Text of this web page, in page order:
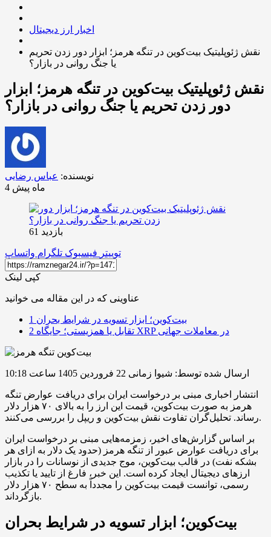
اخبار ارز دیجیتال
نقش ژئوپلیتیک بیت‌کوین در تنگه هرمز؛ ابزار دور زدن تحریم
یا جنگ روانی در بازار؟
نقش ژئوپلیتیک بیت‌کوین در تنگه هرمز؛ ابزار
دور زدن تحریم یا جنگ روانی در بازار؟
نویسنده: عباس رضایی
4 ماه پیش
بازدید 61
توییتر فیسبوک تلگرام واتساپ
کپی لینک
عناوینی که در این مقاله می خوانید
1 بیت‌کوین؛ ابزار تسویه در شرایط بحران
2
تقابل یا همزیستی؛ جایگاه XRP در معاملات جهانی
ارسال شده توسط: شیوا زمانی 22 فروردین 1405 ساعت 10:18
انتشار اخباری مبنی بر درخواست ایران برای دریافت عوارض تنگه
هرمز به صورت بیت‌کوین، قیمت این ارز را به بالای ۷۰ هزار دلار
رساند. تحلیل‌گران تفاوت نقش بیت‌کوین و ریپل را بررسی می‌کنند.
بر اساس گزارش‌های اخیر، زمزمه‌هایی مبنی بر درخواست ایران
برای دریافت عوارض عبور از تنگه هرمز (حدود یک دلار به ازای هر
بشکه نفت) در قالب بیت‌کوین، موج جدیدی از نوسانات را در بازار
ارزهای دیجیتال ایجاد کرده است. این خبر، فارغ از تایید یا تکذیب
رسمی، توانست قیمت بیت‌کوین را مجدداً به سطح ۷۰ هزار دلار
بازگرداند.
بیت‌کوین؛ ابزار تسویه در شرایط بحران